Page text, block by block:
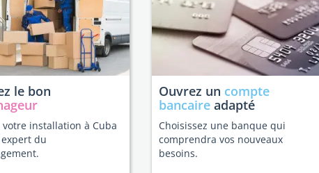
le bon
votre installation à Cuba
du
Ouvrez un compte
bancaire adapté
Choisissez une banque qui
comprendra vos nouveaux
besoins.